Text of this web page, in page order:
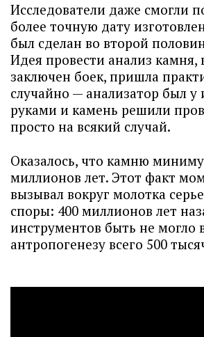
Исследователи даже смогли
более точную дату
был сделан во второй
Идея провести анализ
заключен боек, пришла
случайно — анализатор был у
руками и камень решили
просто на всякий случай.
Оказалось, что камню
миллионов лет. Этот факт
вызывал вокруг молотка
споры: 400 миллионов лет
инструментов быть не могло
антропогенезу всего 500